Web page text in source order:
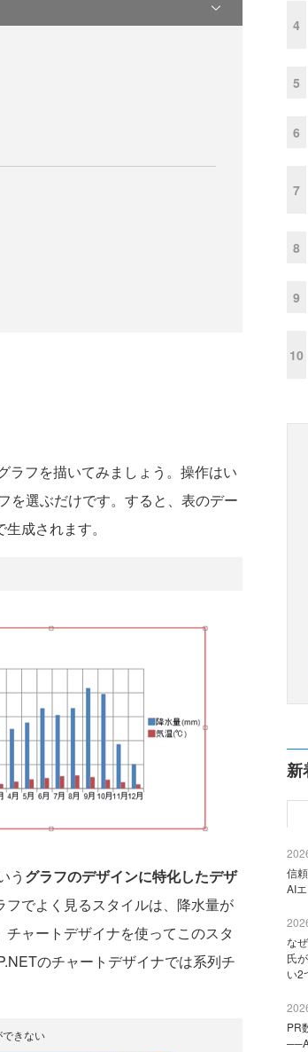
フを描いてみましょう。操作はい
を選ぶだけです。すると、表のデー
成されます。
う グラフのデザインに特化したデザ
でよく見るスタイルは、降水量が
ャートデザイナを使ってこのスタ
のチャートデザイナでは系列チ
きない
4
5
6
7
8
9
10
新
信
AI
な
氏
い2
PR